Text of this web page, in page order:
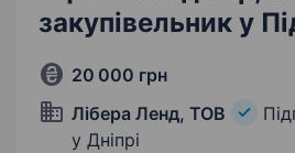
закупівельник у
20 000 грн
Лібера Ленд, ТОВ
у Дніпрі